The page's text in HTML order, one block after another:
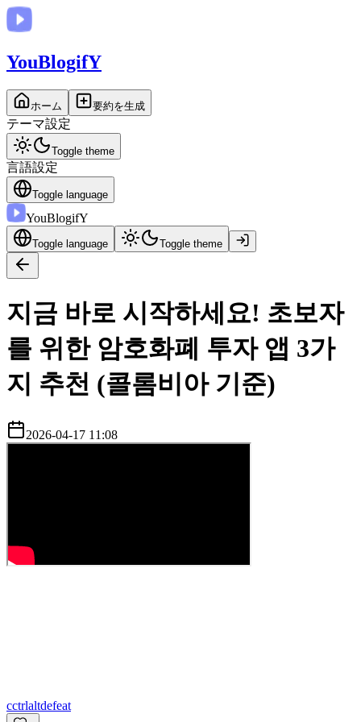
YouBlogifY
ホーム 要約を生成
テーマ設定
Toggle theme
言語設定
Toggle language
YouBlogifY
Toggle language Toggle theme
지금 바로 시작하세요! 초보자
를 위한 암호화폐 투자 앱 3가
지 추천 (콜롬비아 기준)
2026-04-17 11:08
cctrlaltdefeat